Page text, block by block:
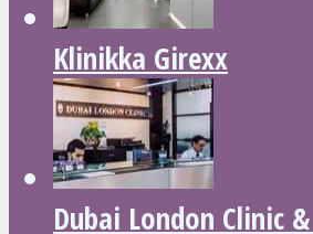
Klinikka Girexx
Dubai London Clinic